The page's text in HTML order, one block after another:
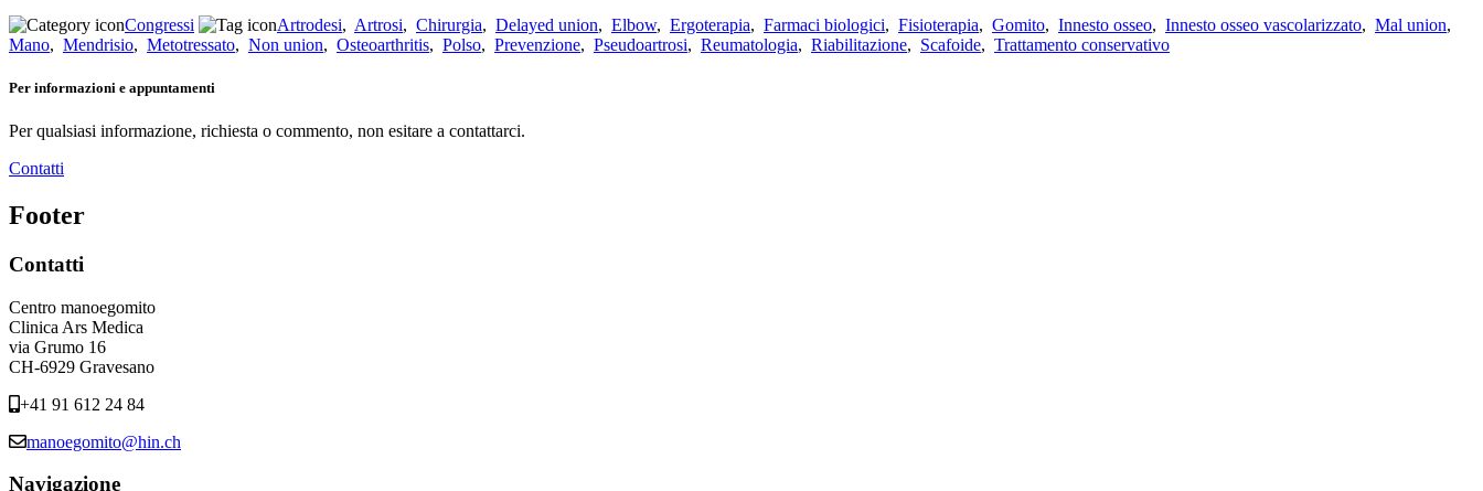
Congressi
Artrodesi, Artrosi, Chirurgia, Delayed union, Elbow, Ergoterapia, Farmaci biologici, Fisioterapia, Gomito, Innesto osseo, Innesto osseo vascolarizzato, Mal union,
Mano, Mendrisio, Metotressato, Non union, Osteoarthritis, Polso, Prevenzione, Pseudoartrosi, Reumatologia, Riabilitazione, Scafoide, Trattamento conservativo
Per informazioni e appuntamenti
Per qualsiasi informazione, richiesta o commento, non esitare a contattarci.
Contatti
Footer
Contatti
Centro manoegomito
Clinica Ars Medica
via Grumo 16
CH-6929 Gravesano
+41 91 612 24 84
manoegomito@hin.ch
Navigazione